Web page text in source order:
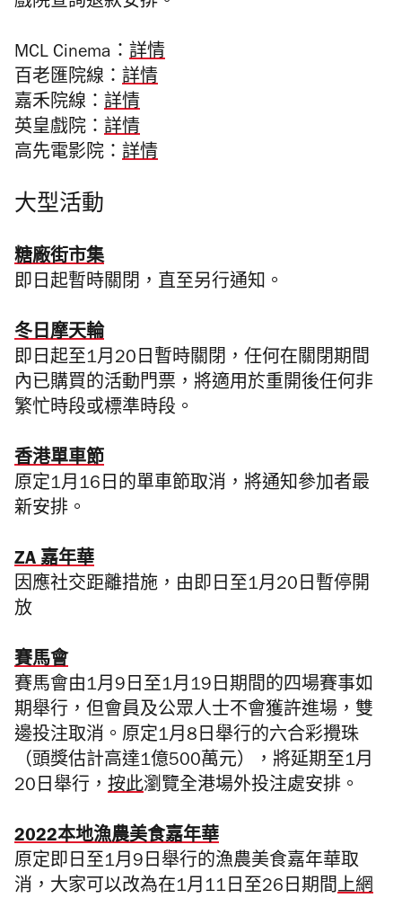
戲院查詢退款安排。
MCL Cinema： 詳情
百老匯院線： 詳情
嘉禾院線： 詳情
英皇戲院： 詳情
高先電影院： 詳情
大型活動
糖廠街市集
即日起暫時關閉，直至另行通知。
冬日摩天輪
即日起至1月20日暫時關閉，任何在關閉期間
內已購買的活動門票，將適用於重開後任何非
繁忙時段或標準時段。
香港單車節
原定1月16日的單車節取消，將通知參加者最
新安排。
ZA 嘉年華
因應社交距離措施，由即日至1月20日暫停開
放
賽馬會
賽馬會由1月9日至1月19日期間的四場賽事如
期舉行，但會員及公眾人士不會獲許進場，雙
邊投注取消。原定1月8日舉行的六合彩攪珠
（頭獎估計高達1億500萬元），將延期至1月
20日舉行， 按此瀏覽全港場外投注處安排。
2022本地漁農美食嘉年華
原定即日至1月9日舉行的漁農美食嘉年華取
消，大家可以改為在1月11日至26日期間上網